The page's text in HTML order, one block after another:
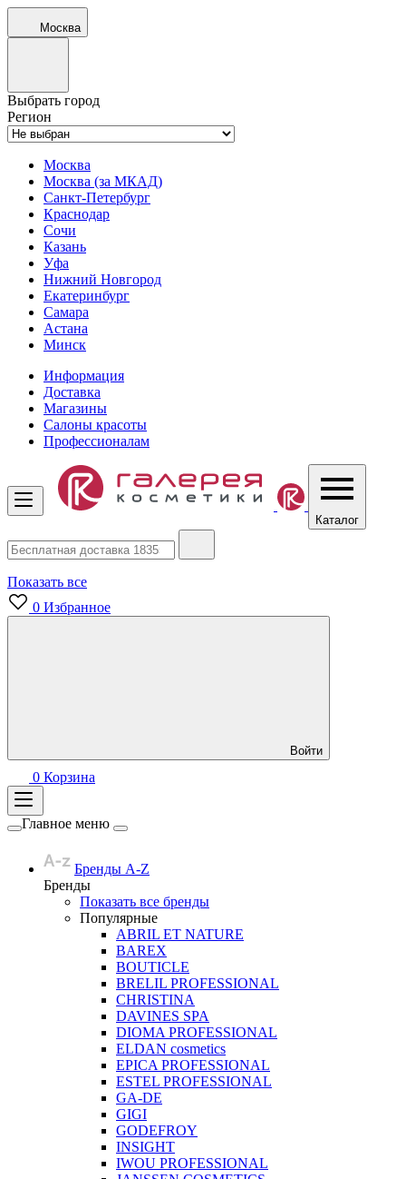
Москва
Выбрать город
Регион
Москва
Москва (за МКАД)
Санкт-Петербург
Краснодар
Сочи
Казань
Уфа
Нижний Новгород
Екатеринбург
Самара
Астана
Минск
Информация
Доставка
Магазины
Салоны красоты
Профессионалам
Каталог
Показать все
0 Избранное
Войти
0 Корзина
Главное меню
Бренды A-Z
Бренды
Показать все бренды
Популярные
ABRIL ET NATURE
BAREX
BOUTICLE
BRELIL PROFESSIONAL
CHRISTINA
DAVINES SPA
DIOMA PROFESSIONAL
ELDAN cosmetics
EPICA PROFESSIONAL
ESTEL PROFESSIONAL
GA-DE
GIGI
GODEFROY
INSIGHT
IWOU PROFESSIONAL